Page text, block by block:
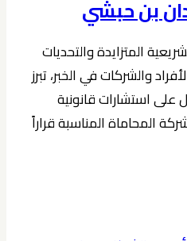
بن حبشي
المتزايدة والتحديات
والشركات في الخبر، تبرز
على استشارات قانونية
المحاماة المناسبة قراراً